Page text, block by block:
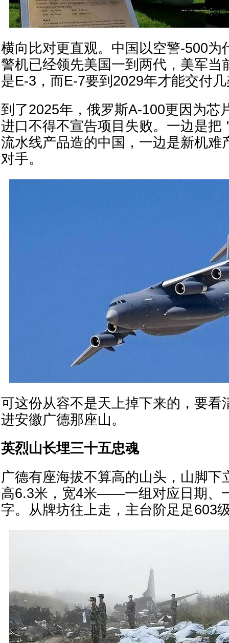
横向比对更直观。中国以空警-500为
警机已经领先美国一到两代，美军当
是E-3，而E-7要到2029年才能交付
到了2025年，俄罗斯A-100更因为芯
进口不得不宣告项目失败。一边是把
流水线产品造的中国，一边是新机难
对手。
可这份从容不是天上掉下来的，要看
进安徽广德那座山。
英烈山长埋三十五忠魂
广德有座海拔不算高的山头，山脚下
高6.3米，宽4米——一组对应日期、
字。从牌坊往上走，主台阶足足603